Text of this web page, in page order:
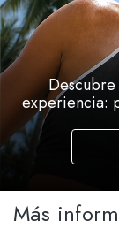
Descubre
experiencia:
Más